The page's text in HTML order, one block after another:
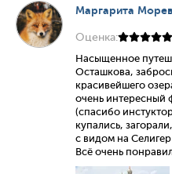
Маргарита
Оценка:
Насыщенное
Осташкова,
красивейшего
очень интересный
(спасибо
купались,
с видом на
Всё очень